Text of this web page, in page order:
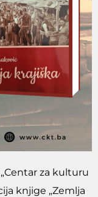
za kulturu
knjige „Zemlja